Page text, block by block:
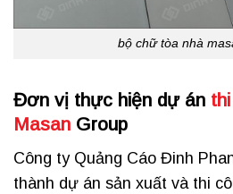
bộ chữ tòa nhà
Đơn vị thực hiện dự án
Masan Group
Công ty Quảng Cáo Đinh
thành dự án sản xuất và thi